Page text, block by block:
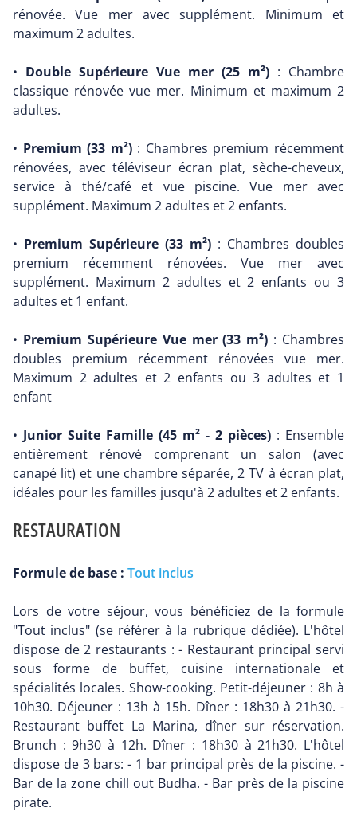
rénovée. Vue mer avec supplément. Minimum et
maximum 2 adultes.
• Double Supérieure Vue mer (25 m²) : Chambre
classique rénovée vue mer. Minimum et maximum 2
adultes.
• Premium (33 m²): Chambres premium récemment
rénovées, avec téléviseur écran plat, sèche-cheveux,
service à thé/café et vue piscine. Vue mer avec
supplément. Maximum 2 adultes et 2 enfants.
• Premium Supérieure (33 m²) : Chambres doubles
premium récemment rénovées. Vue mer avec
supplément. Maximum 2 adultes et 2 enfants ou 3
adultes et 1 enfant.
• Premium Supérieure Vue mer (33 m²) : Chambres
doubles premium récemment rénovées vue mer.
Maximum 2 adultes et 2 enfants ou 3 adultes et 1
enfant
• Junior Suite Famille (45 m² - 2 pièces) : Ensemble
entièrement rénové comprenant un salon (avec
canapé lit) et une chambre séparée, 2 TV à écran plat,
idéales pour les familles jusqu'à 2 adultes et 2 enfants.
RESTAURATION
Formule de base : Tout inclus
Lors de votre séjour, vous bénéficiez de la formule
"Tout inclus" (se référer à la rubrique dédiée). L'hôtel
dispose de 2 restaurants : - Restaurant principal servi
sous forme de buffet, cuisine internationale et
spécialités locales. Show-cooking. Petit-déjeuner : 8h à
10h30. Déjeuner : 13h à 15h. Dîner : 18h30 à 21h30. -
Restaurant buffet La Marina, dîner sur réservation.
Brunch : 9h30 à 12h. Dîner : 18h30 à 21h30. L'hôtel
dispose de 3 bars: - 1 bar principal près de la piscine. -
Bar de la zone chill out Budha. - Bar près de la piscine
pirate.